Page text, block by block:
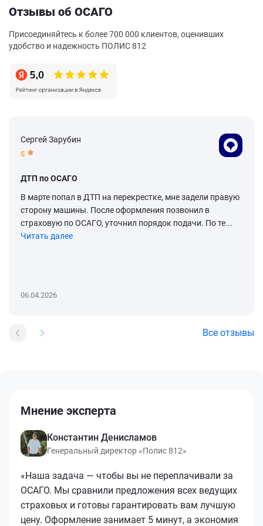
Отзывы об ОСАГО
Присоединяйтесь к более 700 000 клиентов, оценивших
удобство и надежность ПОЛИС 812
Сергей Зарубин
5
ДТП по ОСАГО
В марте попал в ДТП на перекрестке, мне задели правую
сторону машины. После оформления позвонил в
страховую по ОСАГО, уточнил порядок подачи. По те...
Читать далее
06.04.2026
Все отзывы
Мнение эксперта
Константин Денисламов
Генеральный директор «Полис 812»
«Наша задача — чтобы вы не переплачивали за
ОСАГО. Мы сравнили предложения всех ведущих
страховых и готовы гарантировать вам лучшую
цену. Оформление занимает 5 минут, а экономия